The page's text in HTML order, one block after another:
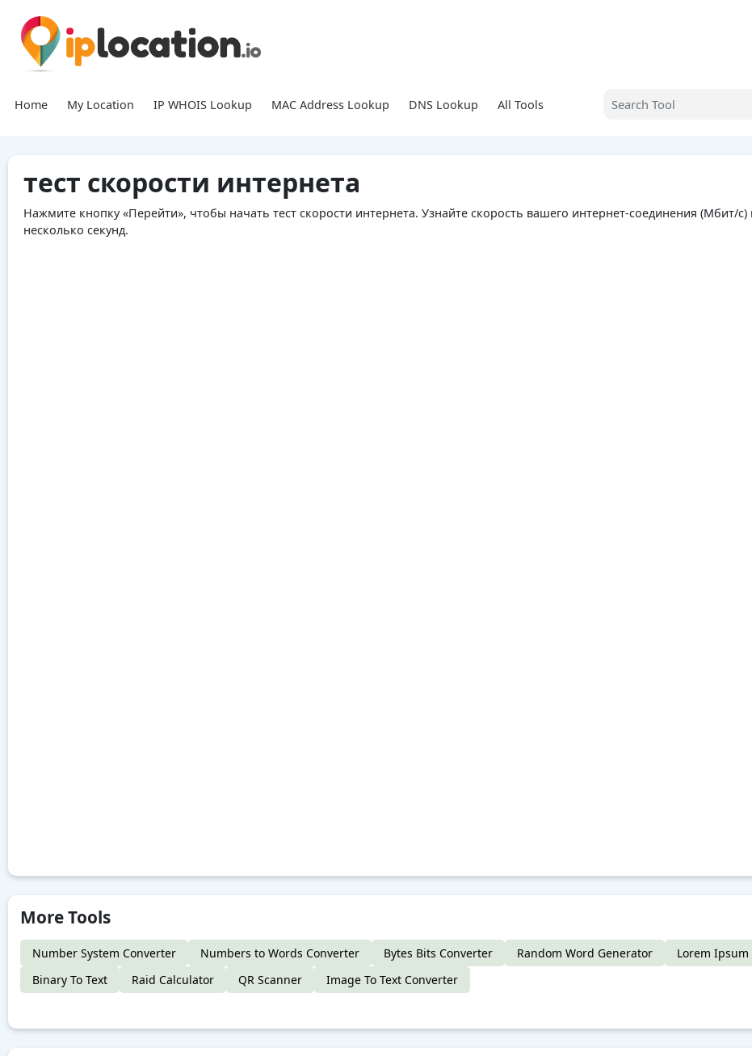
Home My Location IP WHOIS Lookup MAC Address Lookup DNS Lookup All Tools
тест скорости интернета
Нажмите кнопку «Перейти», чтобы начать тест скорости интернета. Узнайте скорость вашего интернет-соединения (Мбит/с)
несколько секунд.
More Tools
Number System Converter Numbers to Words Converter Bytes Bits Converter Random Word Generator Lorem Ipsum
Binary To Text
Raid Calculator QR Scanner Image To Text Converter